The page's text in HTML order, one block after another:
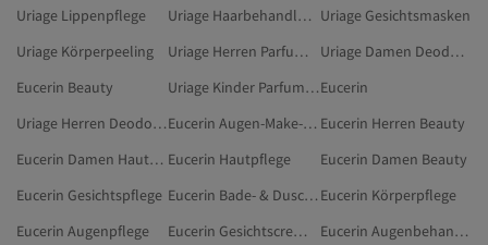
Uriage Lippenpflege
Uriage Haarbehandlungsseren & -öle Uriage Gesichtsmasken
Uriage Körperpeeling
Uriage Herren Parfum & Deodorant
Uriage Damen Deodorants Und Roll-ons
Eucerin Beauty
Uriage Kinder Parfum & DeodorantEucerin
Uriage Herren Deodorants Und Roll-ons
Eucerin Augen-Make-up-Entferner Eucerin Herren Beauty
Eucerin Damen Hautpflege Eucerin Hautpflege
Eucerin Damen Beauty
Eucerin Gesichtspflege
Eucerin Bade- & Duschprodukte Eucerin Körperpflege
Eucerin Augenpflege
Eucerin Gesichtscremes
Eucerin Augenbehandlungen